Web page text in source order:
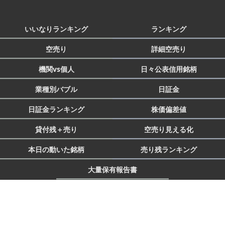
いいなりランキング ランキング
空売り 詳細空売り
機関vs個人 日々公表信用銘柄
業種別バブル 日証金
日証金ランキング 株価偏差値
貸付残＋売り 空売り見える化
本日の動いた銘柄 売り残ランキング
大量保有報告書